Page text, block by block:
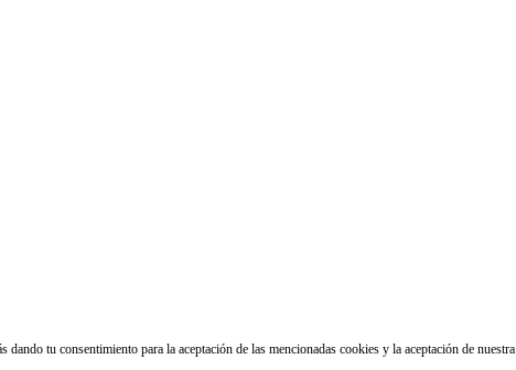
tu consentimiento para la aceptación de las mencionadas cookies y la aceptación de nuestra